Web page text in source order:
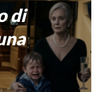
di